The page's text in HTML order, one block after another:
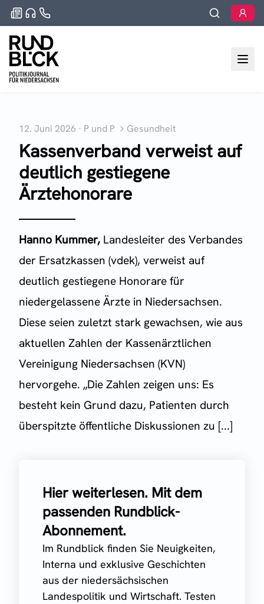
12. Juni 2026 · P und P Gesundheit
Kassenverband verweist auf
deutlich gestiegene
Ärztehonorare
Hanno Kummer, Landesleiter des Verbandes
der Ersatzkassen (vdek), verweist auf
deutlich gestiegene Honorare für
niedergelassene Ärzte in Niedersachsen.
Diese seien zuletzt stark gewachsen, wie aus
aktuellen Zahlen der Kassenärztlichen
Vereinigung Niedersachsen (KVN)
hervorgehe. „Die Zahlen zeigen uns: Es
besteht kein Grund dazu, Patienten durch
überspitzte öffentliche Diskussionen zu [...]
Hier weiterlesen. Mit dem
passenden Rundblick-
Abonnement.
Im Rundblick finden Sie Neuigkeiten,
Interna und exklusive Geschichten
aus der niedersächsischen
Landespolitik und Wirtschaft. Testen